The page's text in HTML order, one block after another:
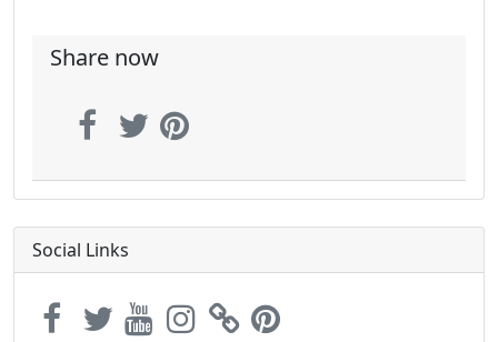
Share now
Social Links